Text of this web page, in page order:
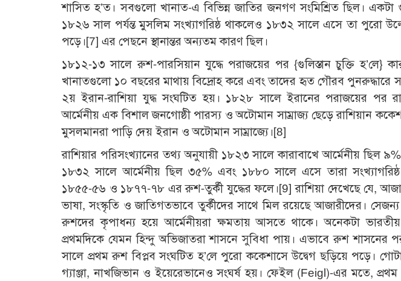
শাসিত হ’ত। সবগুলো খানাত-এ বিভিন্ন জাতির জনগণ সংমিশ্রিত ছিল। একটা
১৮২৬ সাল পর্যন্ত মুসলিম সংখ্যাগরিষ্ঠ থাকলেও ১৮৩২ সালে এসে তা পুরো
পড়ে।[7] এর পেছনে স্থানান্তর অন্যতম কারণ ছিল।
১৮১২-১৩ সালে রুশ-পারসিয়ান যুদ্ধে পরাজয়ের পর {গুলিস্তান চুক্তি হ’লে}
খানাতগুলো ১০ বছরের মাথায় বিদ্রোহ করে এবং তাদের হৃত গৌরব পুনরুদ্ধারে
২য় ইরান-রাশিয়া যুদ্ধ সংঘটিত হয়। ১৮২৮ সালে ইরানের পরাজয়ের পর
আর্মেনীয় এক বিশাল জনগোষ্ঠী পারস্য ও অটোমান সাম্রাজ্য ছেড়ে রাশিয়ান
মুসলমানরা পাড়ি দেয় ইরান ও অটোমান সাম্রাজ্যে।[8]
রাশিয়ার পরিসংখ্যানের তথ্য অনুযায়ী ১৮২৩ সালে কারাবাখে আর্মেনীয় ছিল
১৮৩২ সালে আর্মেনীয় ছিল ৩৫% এবং ১৮৮০ সালে এসে তারা
১৮৫৫-৫৬ ও ১৮৭৭-৭৮ এর রুশ-তুর্কী যুদ্ধের ফলে।[9] রাশিয়া দেখেছে যে,
ভাষা, সংস্কৃতি ও জাতিগতভাবে তুর্কীদের সাথে মিল রয়েছে আজারীদের।
রুশদের কৃপাধন্য হয়ে আর্মেনীয়রা ক্ষমতায় আসতে থাকে। অনেকটা
প্রথমদিকে যেমন হিন্দু অভিজাতরা শাসনে সুবিধা পায়। এভাবে রুশ শাসনের
সালে প্রথম রুশ বিপ্লব সংঘটিত হ’লে পুরো ককেশাসে উদ্বেগ ছড়িয়ে পড়ে।
গ্যাঞ্জা, নাখজিভান ও ইয়েরেভানেও সংঘর্ষ হয়। ফেইল (Feigl)-এর মতে,